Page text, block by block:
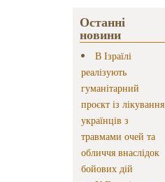
Останні
новини
В Ізраїлі
реалізують
гуманітарний
проєкт із лікування
українців з
травмами очей та
обличчя внаслідок
бойових дій